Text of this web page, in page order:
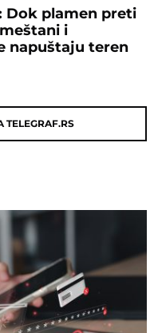
Dok plamen preti
i
napuštaju teren
TELEGRAF.RS